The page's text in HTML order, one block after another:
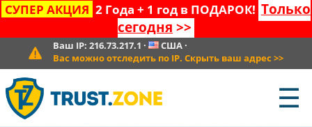
СУПЕР АКЦИЯ 2 Года + 1 год в ПОДАРОК! Только
сегодня >>
Ваш IP: 216.73.217.1 · США·
Вас можно отследить по IP. Скрыть ваш адрес >>
☰